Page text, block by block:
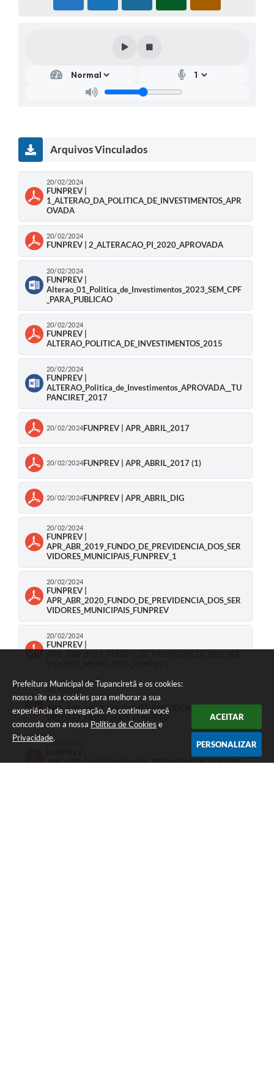
Prefeitura Municipal de Tupanciretã e os cookies:
nosso site usa cookies para melhorar a sua
experiência de navegação. Ao continuar você
concorda com a nossa Política de Cookies e
Privacidade.
ACEITAR
PERSONALIZAR
Arquivos Vinculados
20/02/2024
FUNPREV |
1_ALTERAO_DA_POLITICA_DE_INVESTIMENTOS_APR
OVADA
20/02/2024
FUNPREV | 2_ALTERACAO_PI_2020_APROVADA
20/02/2024
FUNPREV |
Alterao_01_Politica_de_Investimentos_2023_SEM_CPF
_PARA_PUBLICAO
20/02/2024
FUNPREV |
ALTERAO_POLITICA_DE_INVESTIMENTOS_2015
20/02/2024
FUNPREV |
ALTERAO_Politica_de_Investimentos_APROVADA__TU
PANCIRET_2017
20/02/2024FUNPREV | APR_ABRIL_2017
20/02/2024FUNPREV | APR_ABRIL_2017 (1)
20/02/2024FUNPREV | APR_ABRIL_DIG
20/02/2024
FUNPREV |
APR_ABR_2019_FUNDO_DE_PREVIDENCIA_DOS_SER
VIDORES_MUNICIPAIS_FUNPREV_1
20/02/2024
FUNPREV |
APR_ABR_2020_FUNDO_DE_PREVIDENCIA_DOS_SER
VIDORES_MUNICIPAIS_FUNPREV
20/02/2024
FUNPREV |
20/02/2024
FUNPREV |
APR_ABR_2022_FUNDO_DE_PREVIDENCIA_DOS_SER
VIDORES_MUNICIPAIS_FUNPREV
20/02/2024
APR_ABR_2023_FUNDO_DE_PREVIDENCIA_DOS_SER